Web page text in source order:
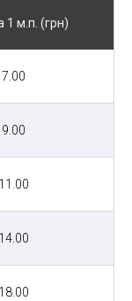
1 м.п. (грн)
7.00
9.00
11.00
14.00
18.00